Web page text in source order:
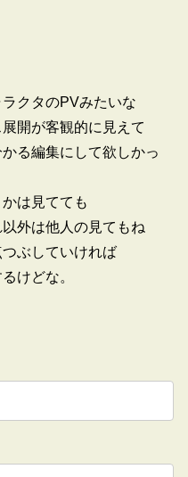
クタのPVみたいな
開が客観的に見えて
る編集にして欲しかっ
は見てても
外は他人の見てもね
ぶしていければ
けどな。